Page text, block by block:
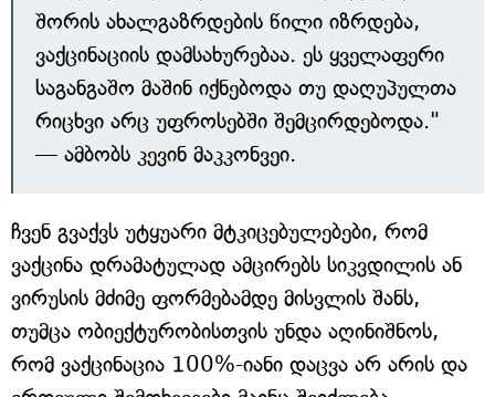
შორის ახალგაზრდების წილი იზრდება,
ვაქცინაციის დამსახურებაა. ეს ყველაფერი
საგანგაშო მაშინ იქნებოდა თუ დაღუპულთა
რიცხვი არც უფროსებში შემცირდებოდა."
— ამბობს კევინ მაკკონვეი.
ჩვენ გვაქვს უტყუარი მტკიცებულებები, რომ
ვაქცინა დრამატულად ამცირებს სიკვდილის ან
ვირუსის მძიმე ფორმებამდე მისვლის შანს,
თუმცა ობიექტურობისთვის უნდა აღინიშნოს,
რომ ვაქცინაცია 100%-იანი დაცვა არ არის და